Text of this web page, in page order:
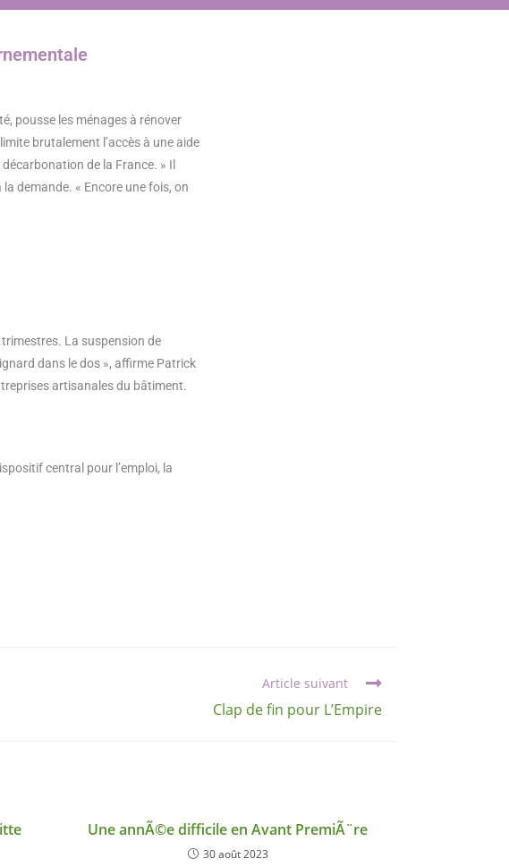
pousse les ménages à rénover
brutalement l’accès à une aide
de la France. » Il
demande. « Encore une fois, on
La suspension de
dans le dos », affirme Patrick
artisanales du bâtiment.
central pour l’emploi, la
Article suivant
Clap de fin pour L’Empire
Une annÃ©e difficile en Avant PremiÃ¨re
30 août 2023